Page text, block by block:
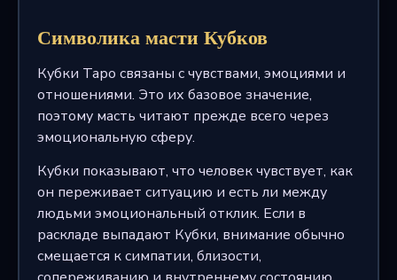
Символика масти Кубков
Кубки Таро связаны с чувствами, эмоциями и
отношениями. Это их базовое значение,
поэтому масть читают прежде всего через
эмоциональную сферу.
Кубки показывают, что человек чувствует, как
он переживает ситуацию и есть ли между
людьми эмоциональный отклик. Если в
раскладе выпадают Кубки, внимание обычно
смещается к симпатии, близости,